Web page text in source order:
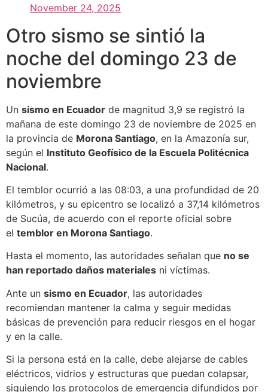
November 24, 2025
Otro sismo se sintió la
noche del domingo 23 de
noviembre
Un sismo en Ecuador de magnitud 3,9 se registró la
mañana de este domingo 23 de noviembre de 2025 en
la provincia de Morona Santiago, en la Amazonía sur,
según el Instituto Geofísico de la Escuela Politécnica
Nacional.
El temblor ocurrió a las 08:03, a una profundidad de 20
kilómetros, y su epicentro se localizó a 37,14 kilómetros
de Sucúa, de acuerdo con el reporte oficial sobre
el temblor en Morona Santiago.
Hasta el momento, las autoridades señalan que no se
han reportado daños materiales ni víctimas.
Ante un sismo en Ecuador, las autoridades
recomiendan mantener la calma y seguir medidas
básicas de prevención para reducir riesgos en el hogar
y en la calle.
Si la persona está en la calle, debe alejarse de cables
eléctricos, vidrios y estructuras que puedan colapsar,
siguiendo los protocolos de emergencia difundidos por